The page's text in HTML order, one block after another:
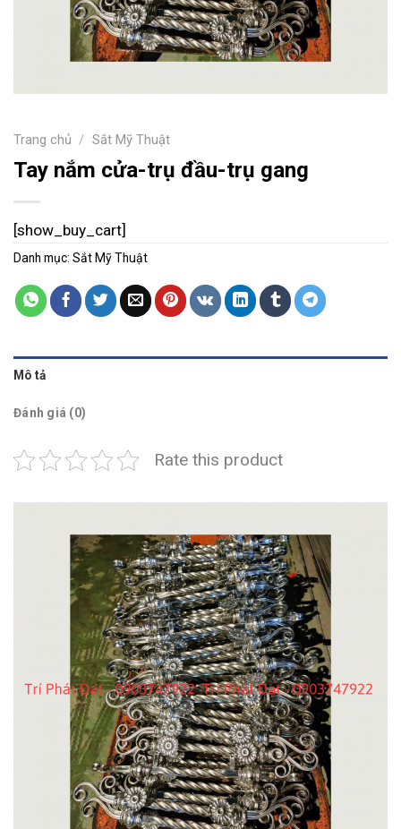
Trang chủ / Sắt Mỹ Thuật
Tay nắm cửa-trụ đầu-trụ gang
[show_buy_cart]
Danh mục: Sắt Mỹ Thuật
Mô tả
Đánh giá (0)
Rate this product